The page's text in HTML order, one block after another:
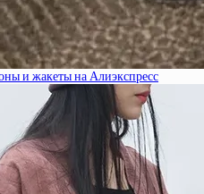
и жакеты на Алиэкспресс